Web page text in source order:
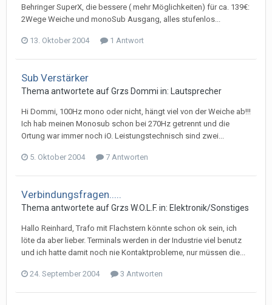
Behringer SuperX, die bessere ( mehr Möglichkeiten) für ca. 139€:
2Wege Weiche und monoSub Ausgang, alles stufenlos...
13. Oktober 2004 1 Antwort
Sub Verstärker
Thema antwortete aufGrzs Dommi in: Lautsprecher
Hi Dommi, 100Hz mono oder nicht, hängt viel von der Weiche ab!!!
Ich hab meinen Monosub schon bei 270Hz getrennt und die
Ortung war immer noch iO. Leistungstechnisch sind zwei...
5. Oktober 2004 7 Antworten
Verbindungsfragen.....
Thema antwortete aufGrzs W.O.L.F. in: Elektronik/Sonstiges
Hallo Reinhard, Trafo mit Flachstern könnte schon ok sein, ich
löte da aber lieber. Terminals werden in der Industrie viel benutz
und ich hatte damit noch nie Kontaktprobleme, nur müssen die...
24. September 2004 3 Antworten